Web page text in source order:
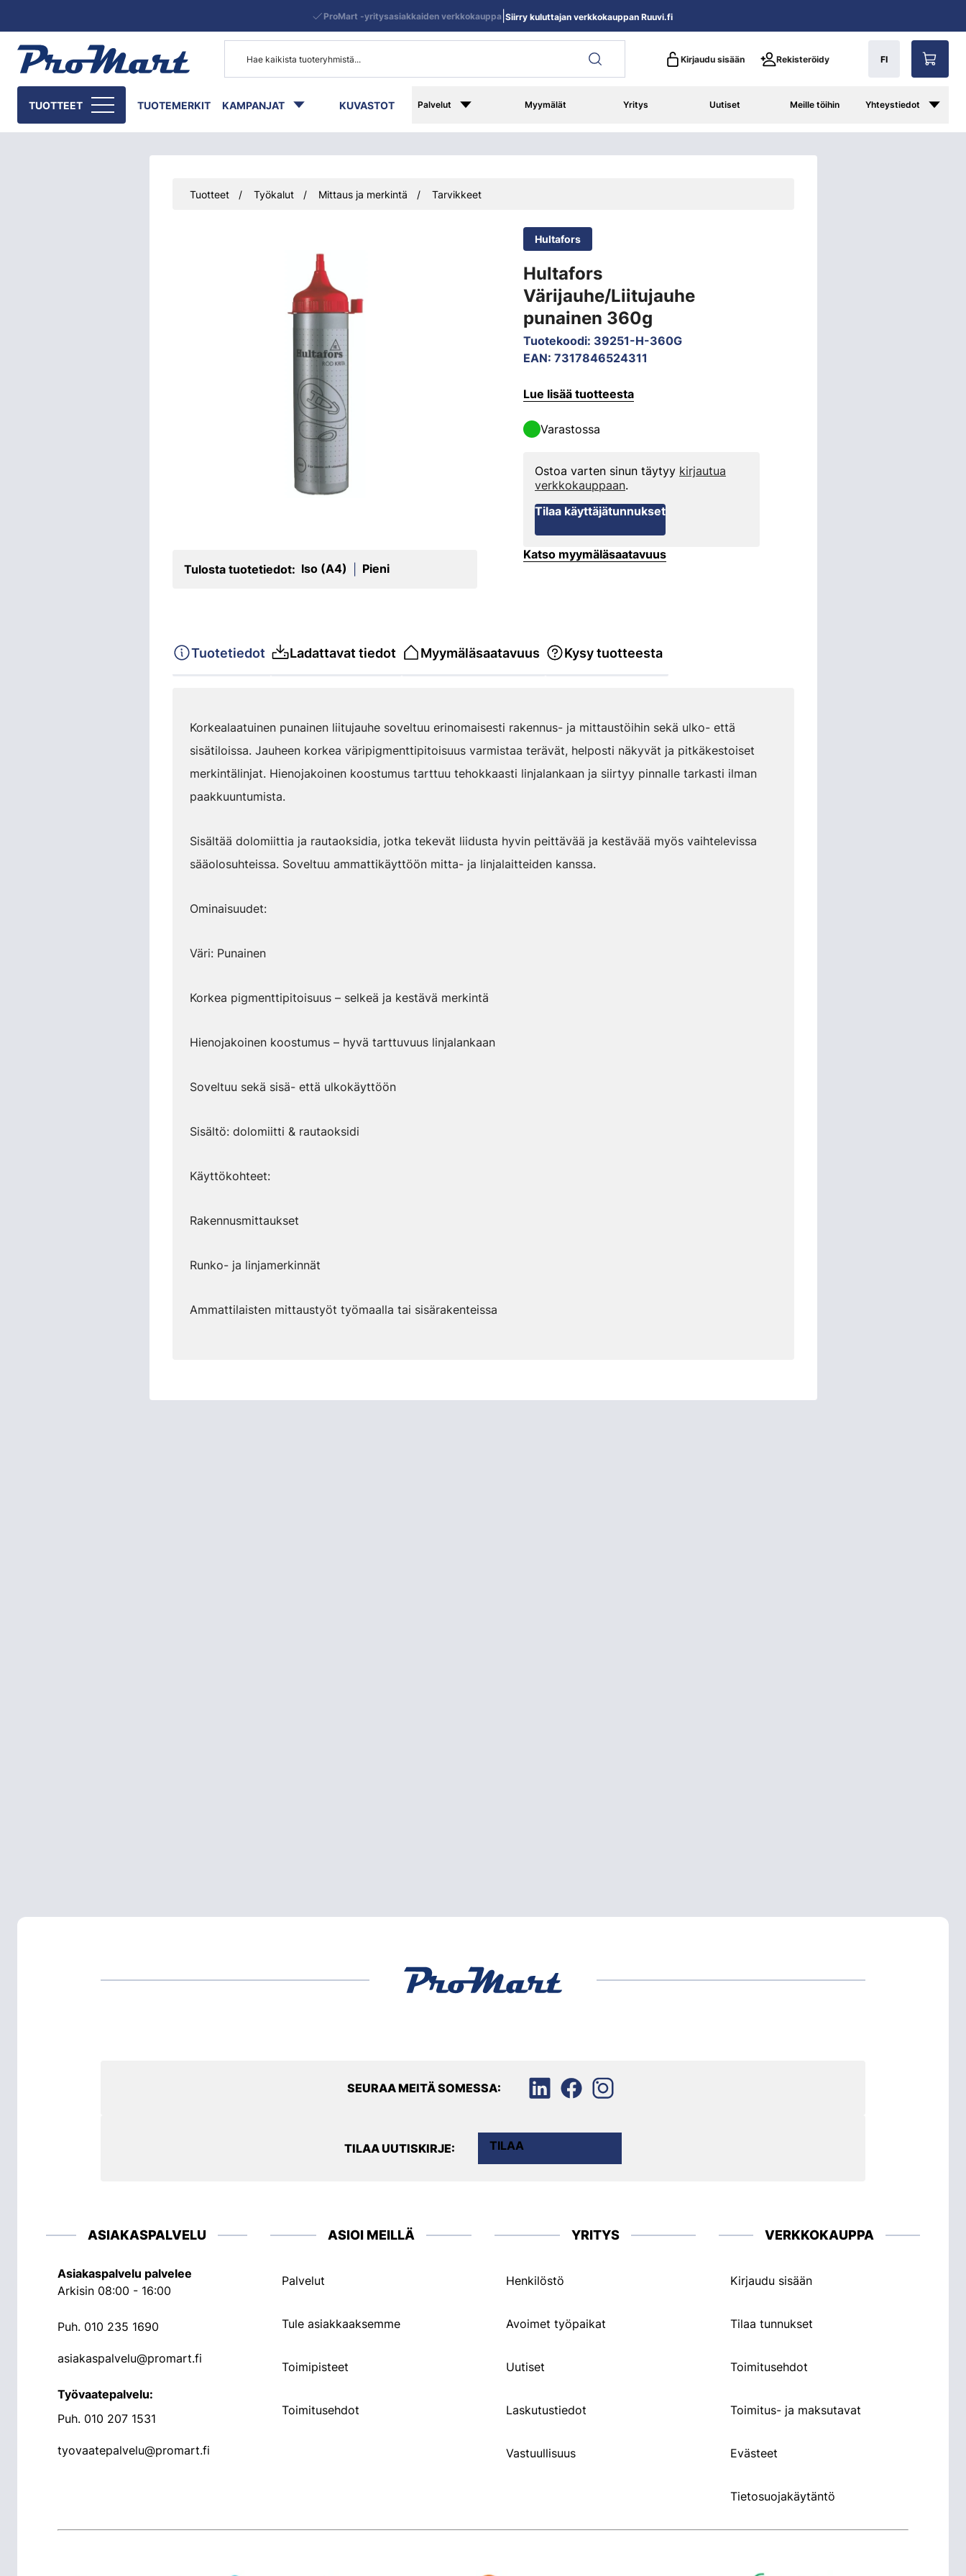
Kirjaudu sisään Rekisteröidy FI
TUOTTEET TUOTEMERKIT KAMPANJAT KUVASTOT Palvelut Myymälät Yritys Uutiset Meille töihin Yhteystiedot
ProMart -yritysasiakkaiden verkkokauppa| Siirry kuluttajan verkkokauppan Ruuvi.fi
Tuotteet Työkalut Mittaus ja merkintä Tarvikkeet
Hultafors
Hultafors
Värijauhe/Liitujauhe
punainen 360g
Tuotekoodi: 39251-H-360G
EAN: 7317846524311
Tulosta tuotetiedot: Iso (A4) Pieni
Lue lisää tuotteesta
Varastossa
Ostoa varten sinun täytyy kirjautua
verkkokauppaan.
Tilaa käyttäjätunnukset
Katso myymäläsaatavuus
Tuotetiedot Ladattavat tiedot Myymäläsaatavuus Kysy tuotteesta
Korkealaatuinen punainen liitujauhe soveltuu erinomaisesti rakennus- ja mittaustöihin sekä ulko- että
sisätiloissa. Jauheen korkea väripigmenttipitoisuus varmistaa terävät, helposti näkyvät ja pitkäkestoiset
merkintälinjat. Hienojakoinen koostumus tarttuu tehokkaasti linjalankaan ja siirtyy pinnalle tarkasti ilman
paakkuuntumista.
Sisältää dolomiittia ja rautaoksidia, jotka tekevät liidusta hyvin peittävää ja kestävää myös vaihtelevissa
sääolosuhteissa. Soveltuu ammattikäyttöön mitta- ja linjalaitteiden kanssa.
Ominaisuudet:
Väri: Punainen
Korkea pigmenttipitoisuus – selkeä ja kestävä merkintä
Hienojakoinen koostumus – hyvä tarttuvuus linjalankaan
Soveltuu sekä sisä- että ulkokäyttöön
Sisältö: dolomiitti & rautaoksidi
Käyttökohteet:
Rakennusmittaukset
Runko- ja linjamerkinnät
Ammattilaisten mittaustyöt työmaalla tai sisärakenteissa
SEURAA MEITÄ SOMESSA:
TILAA UUTISKIRJE: TILAA
ASIAKASPALVELU
Asiakaspalvelu palvelee
Arkisin 08:00 - 16:00
Puh. 010 235 1690
asiakaspalvelu@promart.fi
Työvaatepalvelu:
Puh. 010 207 1531
tyovaatepalvelu@promart.fi
ASIOI MEILLÄ
Palvelut
Tule asiakkaaksemme
Toimipisteet
Toimitusehdot
YRITYS
Henkilöstö
Avoimet työpaikat
Uutiset
Laskutustiedot
Vastuullisuus
VERKKOKAUPPA
Kirjaudu sisään
Tilaa tunnukset
Toimitusehdot
Toimitus- ja maksutavat
Evästeet
Tietosuojakäytäntö